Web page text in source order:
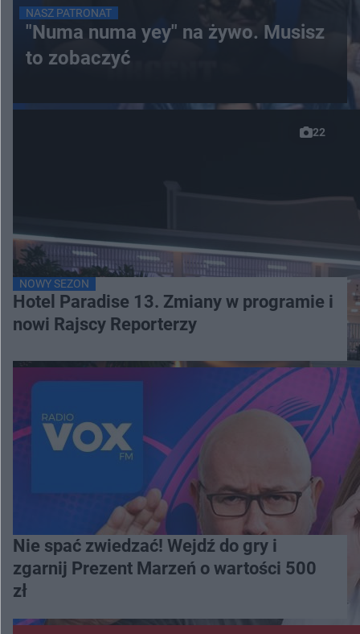
NASZ PATRONAT
"Numa numa yey" na żywo. Musisz
to zobaczyć
22
NOWY SEZON
Hotel Paradise 13. Zmiany w programie i
nowi Rajscy Reporterzy
Nie spać zwiedzać! Wejdź do gry i
zgarnij Prezent Marzeń o wartości 500
zł